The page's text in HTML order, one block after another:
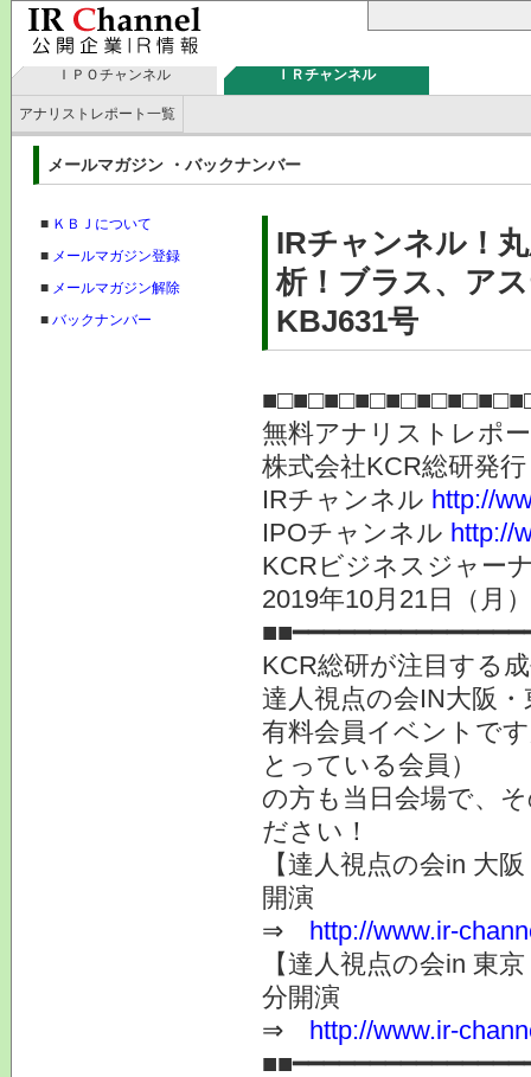
ＩＰＯチャンネル ＩＲチャンネル
アナリストレポート一覧
メールマガジン ・バックナンバー
■ ＫＢＪについて
■ メールマガジン登録
■ メールマガジン解除
■ バックナンバー
IRチャンネル！
析！ブラス、ア
KBJ631号
無料アナリストレポ
株式会社
IRチャンネル http://
IPOチャンネル http://
KCRビジネスジャー
2019年10月21日
KCR総研が注目する
達人視点の会IN大阪
有料会員イベントで
とっている会員）
の方も当日会場で、
ださい！
【達人視点の会in
開演
⇒ http://www.ir-
【達人視点の会in
分開演
⇒ http://www.ir-